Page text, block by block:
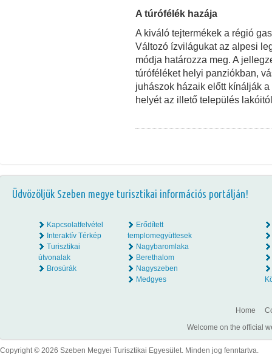
A túrófélék hazája
A kiváló tejtermékek a régió
Változó ízvilágukat az alpesi
módja határozza meg. A
túróféléket helyi panziókban,
juhászok házaik előtt kínálják
helyét az illető település
Üdvözöljük Szeben megye turisztikai információs portálján!
Kapcsolatfelvétel
Interaktív Térkép
Turisztikai
útvonalak
Brosúrák
Erődített
templomegyüttesek
Nagybaromlaka
Berethalom
Nagyszeben
Medgyes
Home
Welcome on the official
Copyright © 2026 Szeben Megyei Turisztikai Egyesület. Minden jog fenntartva.